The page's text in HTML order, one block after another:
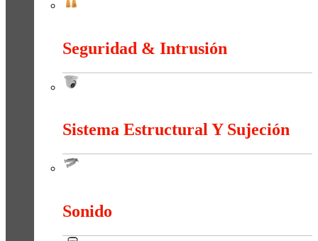
Seguridad & Intrusión
Sistema Estructural Y Sujeción
Sonido